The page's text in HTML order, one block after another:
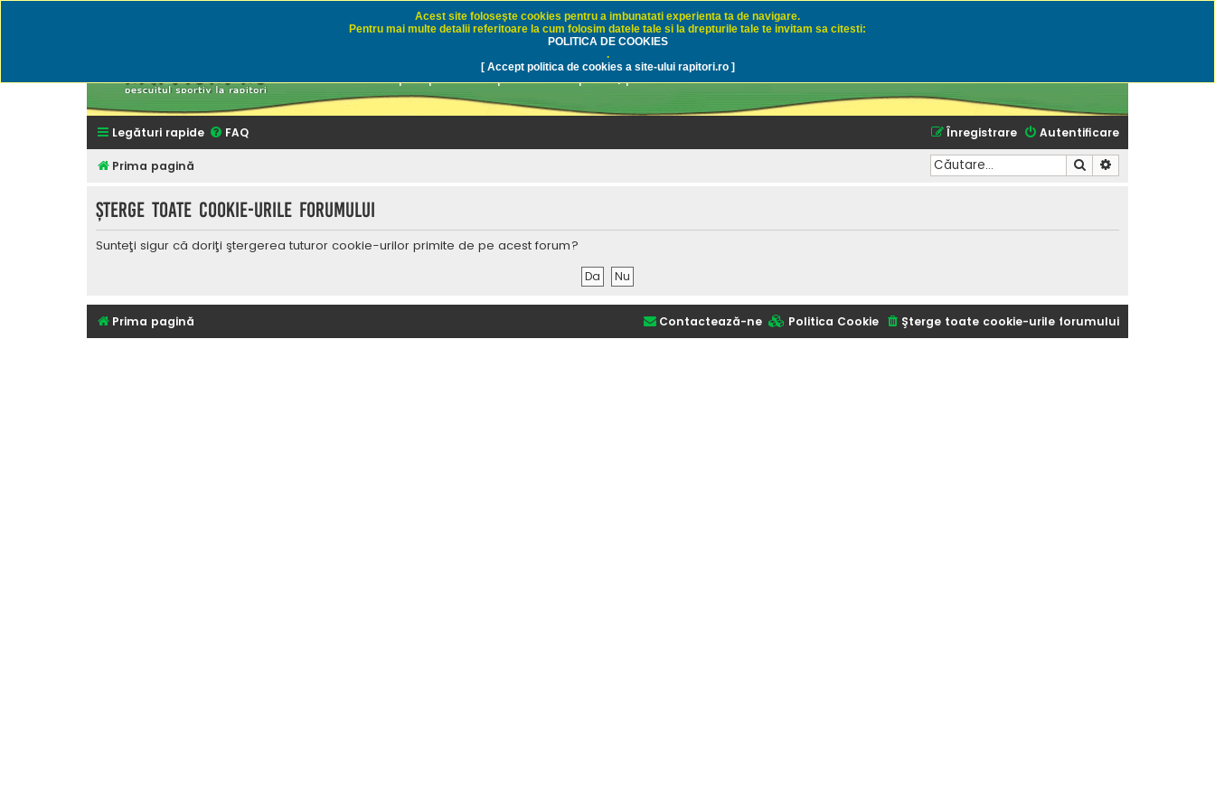
Rapitori.ro - Pescuit sportiv
Discutii despre pescuit sportiv la rapitori, pescuitul cu naluci sau momeli naturale
Legături rapide FAQ Autentificare
Înregistrare
Prima pagină Căutare
Şterge toate cookie-urile forumului
Sunteţi sigur că doriţi ştergerea tuturor cookie-urilor primite de pe acest forum?
Acest site foloseşte cookies pentru a imbunatati experienta ta de navigare.
Pentru mai multe detalii referitoare la cum folosim datele tale si la drepturile tale te invitam sa citesti:
POLITICA DE COOKIES
.
[ Accept politica de cookies a site-ului rapitori.ro ]
Prima pagină Şterge toate cookie-urile forumului
Politica Cookie
Contactează-ne